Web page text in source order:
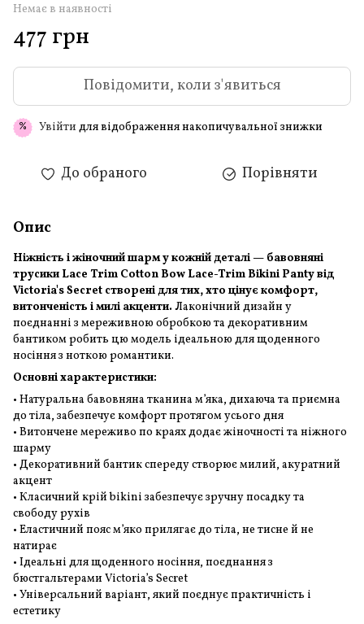
Немає в наявності
477 грн
Повідомити, коли з'явиться
% Увійти для відображення накопичувальної знижки
До обраного Порівняти
Опис
Ніжність і жіночний шарм у кожній деталі — бавовняні
трусики Lace Trim Cotton Bow Lace-Trim Bikini Panty від
Victoria's Secret створені для тих, хто цінує комфорт,
витонченість і милі акценти. Лаконічний дизайн у
поєднанні з мереживною обробкою та декоративним
бантиком робить цю модель ідеальною для щоденного
носіння з ноткою романтики.
Основні характеристики:
• Натуральна бавовняна тканина м’яка, дихаюча та приємна
до тіла, забезпечує комфорт протягом усього дня
• Витончене мереживо по краях додає жіночності та ніжного
шарму
• Декоративний бантик спереду створює милий, акуратний
акцент
• Класичний крій bikini забезпечує зручну посадку та
свободу рухів
• Еластичний пояс м’яко прилягає до тіла, не тисне й не
натирає
• Ідеальні для щоденного носіння, поєднання з
бюстгальтерами Victoria’s Secret
• Універсальний варіант, який поєднує практичність і
естетику